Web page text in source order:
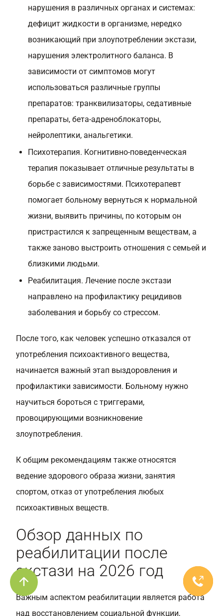
нарушения в различных органах и системах:
дефицит жидкости в организме, нередко
возникающий при злоупотреблении экстази,
нарушения электролитного баланса. В
зависимости от симптомов могут
использоваться различные группы
препаратов: транквилизаторы, седативные
препараты, бета-адреноблокаторы,
нейролептики, анальгетики.
Психотерапия. Когнитивно-поведенческая
терапия показывает отличные результаты в
борьбе с зависимостями. Психотерапевт
помогает больному вернуться к нормальной
жизни, выявить причины, по которым он
пристрастился к запрещенным веществам, а
также заново выстроить отношения с семьей и
близкими людьми.
Реабилитация. Лечение после экстази
направлено на профилактику рецидивов
заболевания и борьбу со стрессом.
После того, как человек успешно отказался от
употребления психоактивного вещества,
начинается важный этап выздоровления и
профилактики зависимости. Больному нужно
научиться бороться с триггерами,
провоцирующими возникновение
злоупотребления.
К общим рекомендациям также относятся
ведение здорового образа жизни, занятия
спортом, отказ от употребления любых
психоактивных веществ.
Обзор данных по
реабилитации после
экстази на 2026 год
Важным аспектом реабилитации является работа
над восстановлением социальной функции,